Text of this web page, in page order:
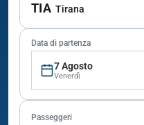
TIA Tirana
Data di partenza
7 Agosto
Venerdì
Passeggeri